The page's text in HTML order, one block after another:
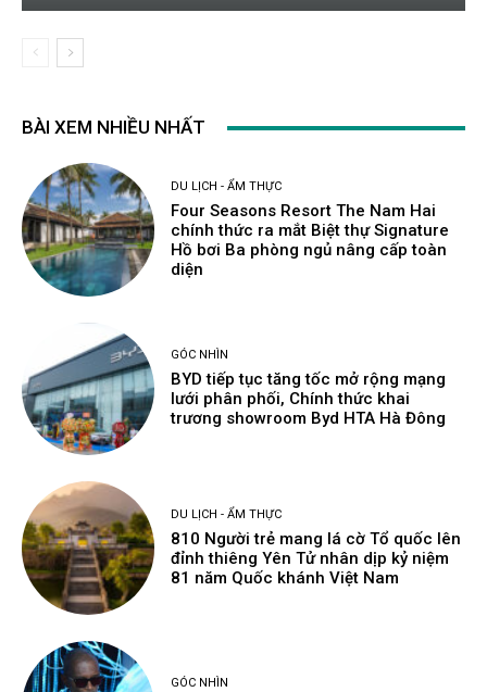
BÀI XEM NHIỀU NHẤT
DU LỊCH - ẨM THỰC
Four Seasons Resort The Nam Hai
chính thức ra mắt Biệt thự Signature
Hồ bơi Ba phòng ngủ nâng cấp toàn
diện
GÓC NHÌN
BYD tiếp tục tăng tốc mở rộng mạng
lưới phân phối, Chính thức khai
trương showroom Byd HTA Hà Đông
DU LỊCH - ẨM THỰC
810 Người trẻ mang lá cờ Tổ quốc lên
đỉnh thiêng Yên Tử nhân dịp kỷ niệm
81 năm Quốc khánh Việt Nam
GÓC NHÌN